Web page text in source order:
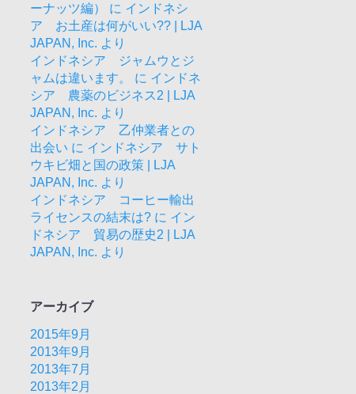
ーナッツ編）
に インドネシ
ア お土産は何がいい?? | LJA
JAPAN, Inc. より
インドネシア ジャムウとジ
ャムは違います。
に インドネ
シア 農薬のビジネス2 | LJA
JAPAN, Inc. より
インドネシア 乙仲業者との
出会い に インドネシア サト
ウキビ畑と国の政策 | LJA
JAPAN, Inc. より
インドネシア コーヒー輸出
ライセンスの結末は? に イン
ドネシア 貿易の歴史2 | LJA
JAPAN, Inc. より
アーカイブ
2015年9月
2013年9月
2013年7月
2013年2月